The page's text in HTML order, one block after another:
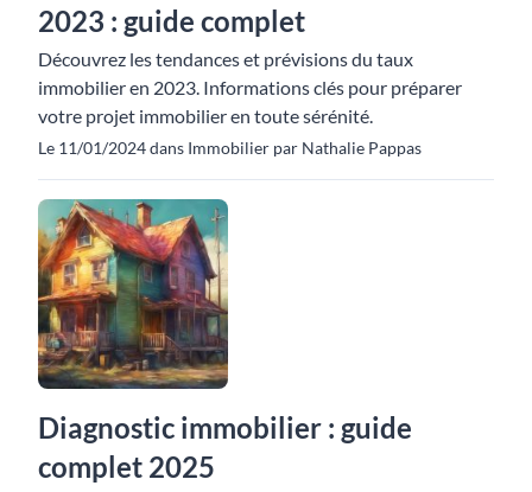
2023 : guide complet
Découvrez les tendances et prévisions du taux
immobilier en 2023. Informations clés pour préparer
votre projet immobilier en toute sérénité.
Le 11/01/2024 dans Immobilier par Nathalie Pappas
Diagnostic immobilier : guide
complet 2025